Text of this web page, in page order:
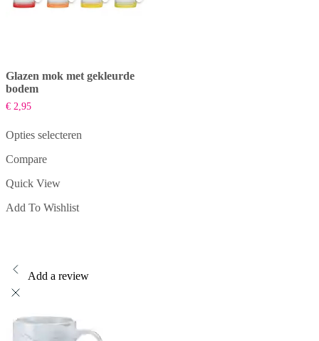
Glazen mok met gekleurde
bodem
€ 2,95
Opties selecteren
product
meerdere
Deze
worden
op
de
productpagina
Compare
Quick View
Add To Wishlist
Add a review